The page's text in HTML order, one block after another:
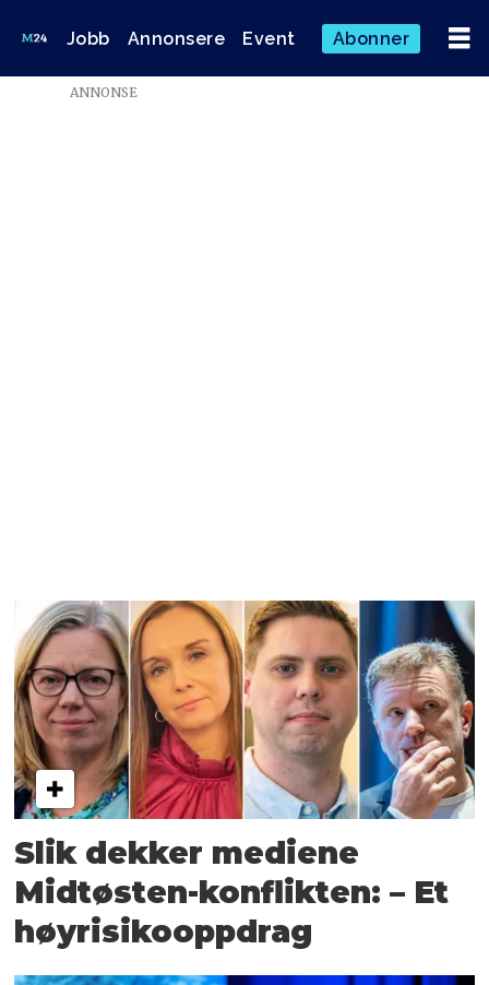
Jobb Annonsere Event Abonner
Emne:
ANNONSE
Slik dekker mediene
Midtøsten-konflikten: – Et
høyrisikooppdrag